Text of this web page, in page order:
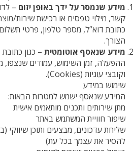
מידע שנמסר על ידך באופן יזום –
קשר, מילוי טפסים או רכישת שירות/
כתובת דוא”ל, מספר טלפון, פרטי
הצורך.
מידע שנאסף אוטומטית
ההפעלה, זמן השימוש, עמודים שנצפו,
וקובצי עוגיות (Cookies).
שימוש במידע
המידע שנאסף ישמש למטרות הבאות:
מתן שירותים ותכנים מותאמים אישית
שיפור חוויית המשתמש באתר
שליחת עדכונים, מבצעים ותוכן
להסיר את עצמך בכל עת)